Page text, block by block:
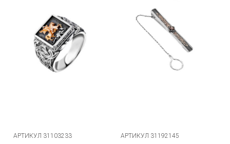
АРТИКУЛ 31103233 АРТИКУЛ 31192145